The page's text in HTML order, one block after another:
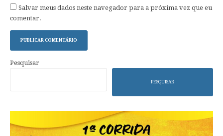
Salvar meus dados neste navegador para a próxima vez que eu
comentar.
Pesquisar
PESQUISAR